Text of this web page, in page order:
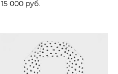
15 000 pуб.